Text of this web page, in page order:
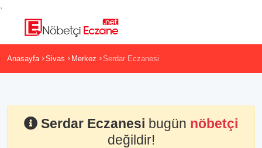
Anasayfa Sivas Merkez Serdar Eczanesi
Serdar Eczanesi bugün nöbetçi
değildir!